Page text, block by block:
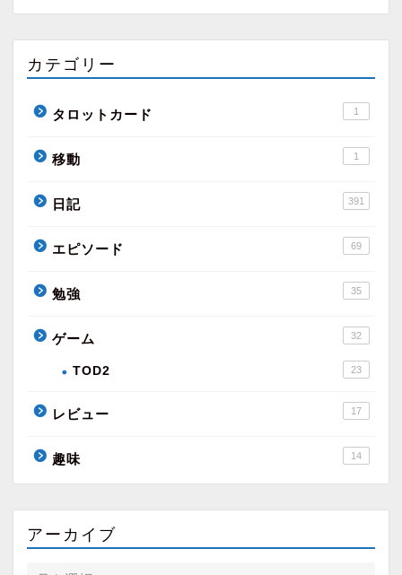
カテゴリー
タロットカード 1
移動 1
日記 391
エピソード 69
勉強 35
ゲーム 32
TOD2 23
レビュー 17
趣味 14
アーカイブ